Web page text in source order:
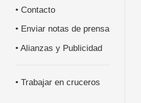
• Contacto
• Enviar notas de prensa
• Alianzas y Publicidad
• Trabajar en cruceros